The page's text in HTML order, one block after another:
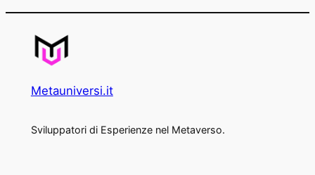
Metauniversi.it
Sviluppatori di Esperienze nel Metaverso.